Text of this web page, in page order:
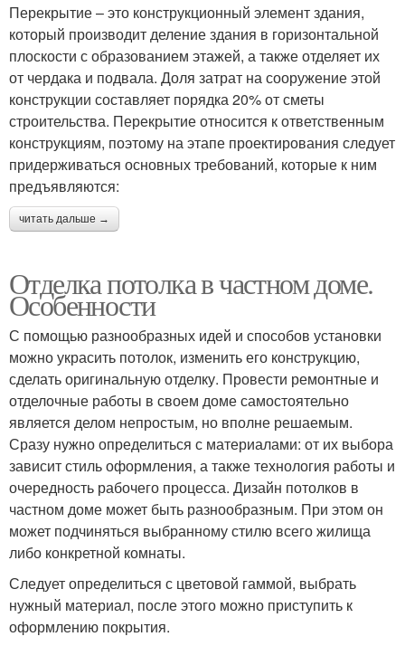
Перекрытие – это конструкционный элемент здания,
который производит деление здания в горизонтальной
плоскости с образованием этажей, а также отделяет их
от чердака и подвала. Доля затрат на сооружение этой
конструкции составляет порядка 20% от сметы
строительства. Перекрытие относится к ответственным
конструкциям, поэтому на этапе проектирования следует
придерживаться основных требований, которые к ним
предъявляются:
читать дальше →
Отделка потолка в частном доме.
Особенности
С помощью разнообразных идей и способов установки
можно украсить потолок, изменить его конструкцию,
сделать оригинальную отделку. Провести ремонтные и
отделочные работы в своем доме самостоятельно
является делом непростым, но вполне решаемым.
Сразу нужно определиться с материалами: от их выбора
зависит стиль оформления, а также технология работы и
очередность рабочего процесса. Дизайн потолков в
частном доме может быть разнообразным. При этом он
может подчиняться выбранному стилю всего жилища
либо конкретной комнаты.
Следует определиться с цветовой гаммой, выбрать
нужный материал, после этого можно приступить к
оформлению покрытия.